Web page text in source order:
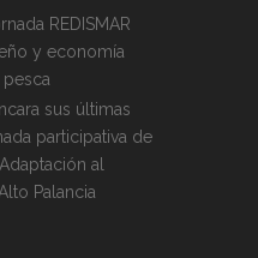
REDISMAR
y economía
sus últimas
participativa de
al
Palancia